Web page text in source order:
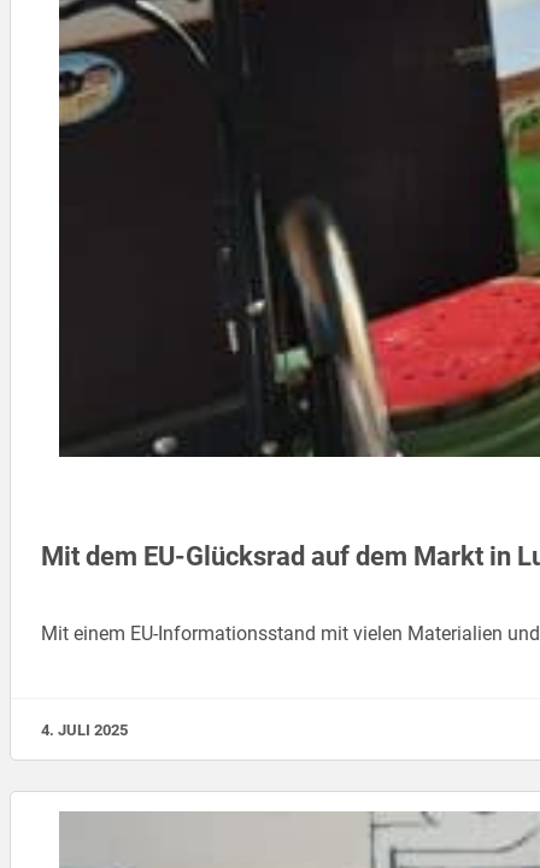
Mit dem EU-Glücksrad auf dem Markt in
Mit einem EU-Informationsstand mit vielen Materialien
4. JULI 2025